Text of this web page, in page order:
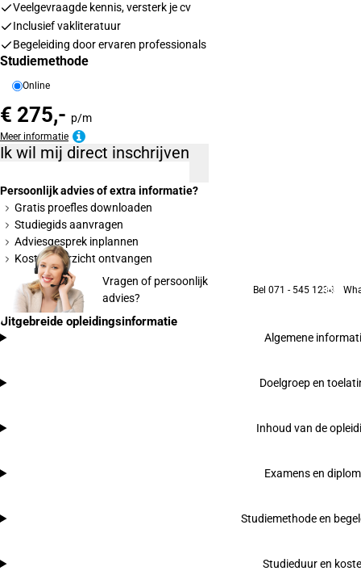
Veelgevraagde kennis, versterk je cv
Inclusief vakliteratuur
Begeleiding door ervaren professionals
Studiemethode
Online
€ 275,- p/m
Meer informatie
Ik wil mij direct inschrijven
Persoonlijk advies of extra informatie?
Gratis proefles downloaden
Studiegids aanvragen
Adviesgesprek inplannen
Kostenoverzicht ontvangen
Vragen of persoonlijk
advies?
Bel 071 - 545 1234
Uitgebreide opleidingsinformatie
Algemene
Doelgroep en
Inhoud van de
Examens en
Studiemethode en
Studieduur en